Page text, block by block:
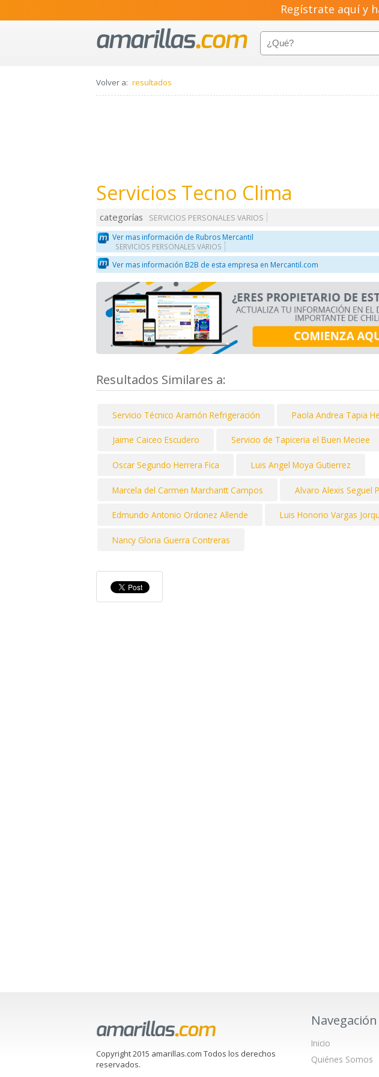
Regístrate aquí y
Volver a: resultados
Servicios Tecno Clima
categorías
SERVICIOS PERSONALES VARIOS
Ver mas información de Rubros Mercantil
SERVICIOS PERSONALES VARIOS
Ver mas información B2B de esta empresa en Mercantil.com
Resultados Similares a:
Servicio Técnico Aramón Refrigeración Paola Andrea Tapia
Jaime Caiceo Escudero Servicio de Tapiceria el Buen Meciee
Oscar Segundo Herrera Fica Luis Angel Moya Gutierrez
Marcela del Carmen Marchantt Campos Alvaro Alexis Seguel
Edmundo Antonio Ordonez Allende Luis Honorio Vargas
Nancy Gloria Guerra Contreras
Copyright 2015 amarillas.com Todos los derechos
reservados.
Navegación
Inicio
Quiénes Somos